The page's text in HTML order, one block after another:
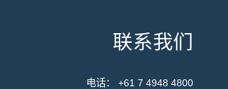
联系我们
电话： +61 7 4948 4800